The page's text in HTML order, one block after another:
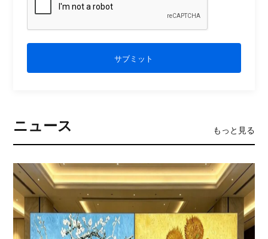
サブミット
ニュース もっと見る